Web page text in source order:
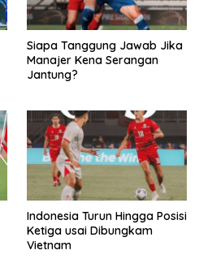
Siapa Tanggung Jawab Jika
Manajer Kena Serangan
Jantung?
Indonesia Turun Hingga Posisi
Ketiga usai Dibungkam
Vietnam